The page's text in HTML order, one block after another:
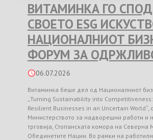
ВИТАМИНКА ГО
СВОЕТО ESG
НАЦИОНАЛНИОТ
ФОРУМ ЗА
06.07.2026
Витаминка беше дел од Националниот
„Turning Sustainability into
Resilient Businesses in an Uncertain World“,
Министерството за надворешни работи и
трговија, Стопанската комора на Северна
Обединетите Нации. Во рамки на